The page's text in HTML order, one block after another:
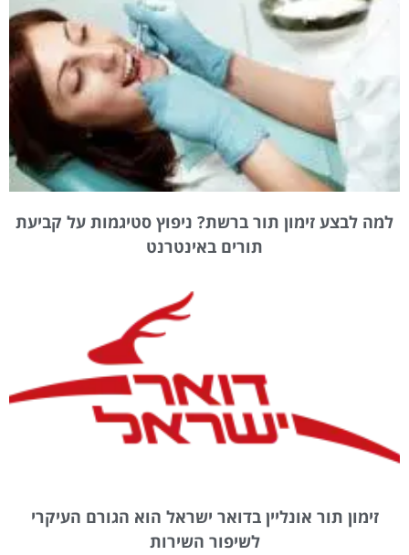
למה לבצע זימון תור ברשת? ניפוץ סטיגמות על קביעת
תורים באינטרנט
זימון תור אונליין בדואר ישראל הוא הגורם העיקרי
לשיפור השירות